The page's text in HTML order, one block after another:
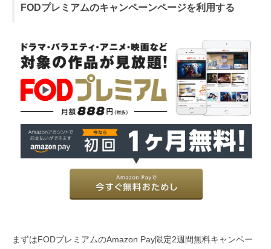
FODプレミアムのキャンペーンページを利用する
まずはFODプレミアムのAmazon Pay限定2週間無料キャンペー